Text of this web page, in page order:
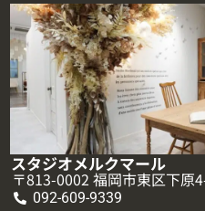
スタジオメルクマール
〒813-0002 福岡市東区下原
092-609-9339